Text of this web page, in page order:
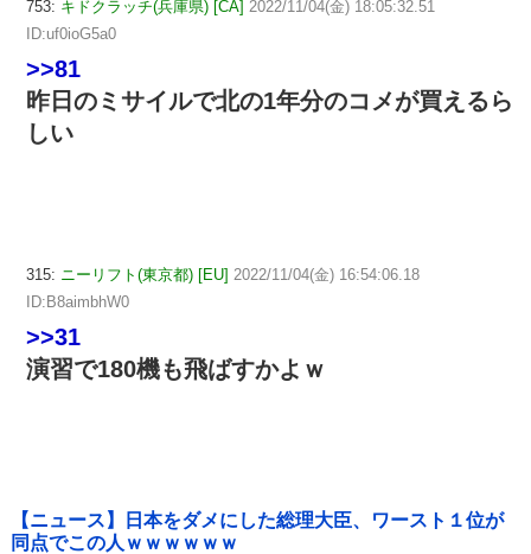
753: キドクラッチ(兵庫県) [CA] 2022/11/04(金) 18:05:32.51
ID:uf0ioG5a0
>>81
昨日のミサイルで北の1年分のコメが買えるら
しい
315: ニーリフト(東京都) [EU] 2022/11/04(金) 16:54:06.18
ID:B8aimbhW0
>>31
演習で180機も飛ばすかよｗ
【ニュース】日本をダメにした総理大臣、ワースト１位が
同点でこの人ｗｗｗｗｗｗ